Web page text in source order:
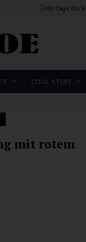
60 Tage
COOL STUFF
mit rotem